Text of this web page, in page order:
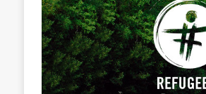
[ 26 février 2021 ]
[ 25 février 2021 ]
[ 12 mars 2021 ]